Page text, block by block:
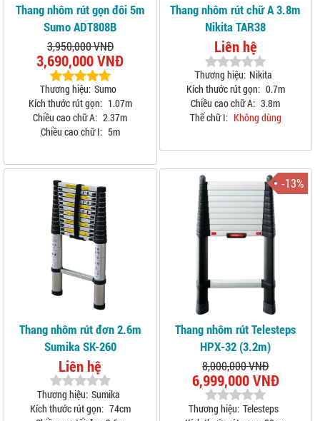
Thang nhôm rút gọn đôi 5m
Sumo ADT808B
3,950,000 VNĐ
3,690,000 VNĐ
Thương hiệu: Sumo
Kích thước rút gọn: 1.07m
Chiều cao chữ A: 2.37m
Chiều cao chữ I: 5m
Thang nhôm rút chữ A 3.8m
Nikita TAR38
Liên hệ
Thương hiệu: Nikita
Kích thước rút gọn: 0.7m
Chiều cao chữ A: 3.8m
Thế chữ I: Không dùng
Thang nhôm rút đơn 2.6m
Sumika SK-260
Liên hệ
Thương hiệu: Sumika
Kích thước rút gọn: 74cm
-13%
Thang nhôm rút Telesteps
HPX-32 (3.2m)
8,000,000 VNĐ
6,999,000 VNĐ
Thương hiệu: Telesteps